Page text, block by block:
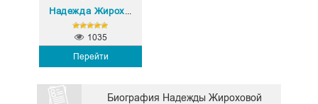
Перейти
1035
Биография Надежды Жироховой